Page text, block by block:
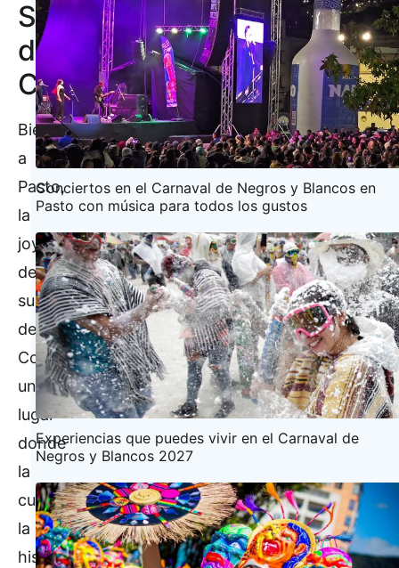
Sur
de
Colombia
Bienvenidos
a
Pasto,
la
joya
del
sur
de
Colombia,
un
lugar
donde
la
cultura,
la
historia
Conciertos en el Carnaval de Negros y Blancos en
Pasto con música para todos los gustos
Experiencias que puedes vivir en el Carnaval de
Negros y Blancos 2027